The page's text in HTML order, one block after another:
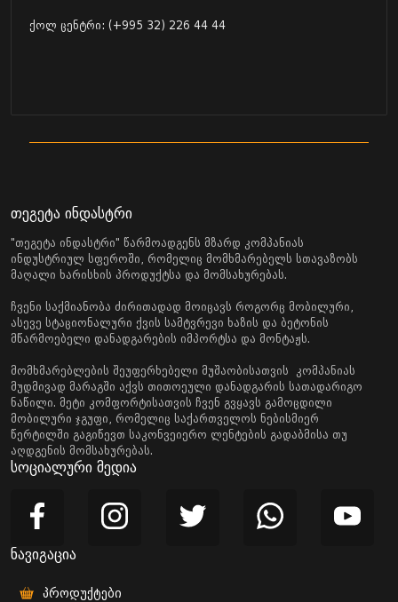
ქოლ ცენტრი: (+995 32) 226 44 44
თეგეტა ინდასტრი
"თეგეტა ინდასტრი" წარმოადგენს მზარდ კომპანიას
ინდუსტრიულ სფეროში, რომელიც მომხმარებელს სთავაზობს
მაღალი ხარისხის პროდუქტსა და მომსახურებას.
ჩვენი საქმიანობა ძირითადად მოიცავს როგორც მობილური,
ასევე სტაციონალური ქვის სამტვრევი ხაზის და ბეტონის
მწარმოებელი დანადგარების იმპორტსა და მონტაჟს.
მომხმარებლების შეუფერხებელი მუშაობისათვის კომპანიას
მუდმივად მარაგში აქვს თითოეული დანადგარის სათადარიგო
ნაწილი. მეტი კომფორტისათვის ჩვენ გვყავს გამოცდილი
მობილური ჯგუფი, რომელიც საქართველოს ნებისმიერ
წერტილში გაგიწევთ საკონვეიერო ლენტების გადაბმისა თუ
აღდგენის მომსახურებას.
სოციალური მედია
ნავიგაცია
პროდუქტები